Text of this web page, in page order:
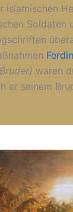
Soldaten
waren
er seinem